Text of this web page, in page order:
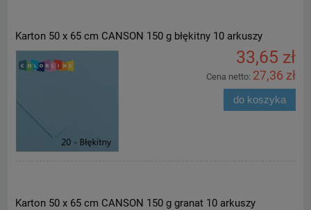
Karton 50 x 65 cm CANSON 150 g błękitny 10 arkuszy
33,65 zł
Cena netto: 27,36 zł
do koszyka
Karton 50 x 65 cm CANSON 150 g granat 10 arkuszy